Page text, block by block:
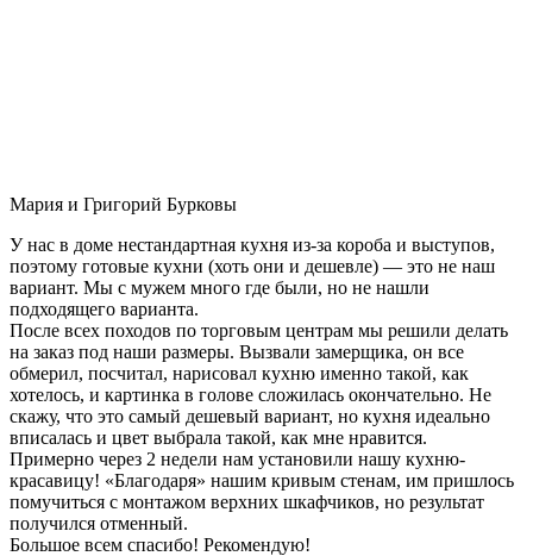
Мария и Григорий Бурковы
У нас в доме нестандартная кухня из-за короба и выступов,
поэтому готовые кухни (хоть они и дешевле) — это не наш
вариант. Мы с мужем много где были, но не нашли
подходящего варианта.
После всех походов по торговым центрам мы решили делать
на заказ под наши размеры. Вызвали замерщика, он все
обмерил, посчитал, нарисовал кухню именно такой, как
хотелось, и картинка в голове сложилась окончательно. Не
скажу, что это самый дешевый вариант, но кухня идеально
вписалась и цвет выбрала такой, как мне нравится.
Примерно через 2 недели нам установили нашу кухню-
красавицу! «Благодаря» нашим кривым стенам, им пришлось
помучиться с монтажом верхних шкафчиков, но результат
получился отменный.
Большое всем спасибо! Рекомендую!